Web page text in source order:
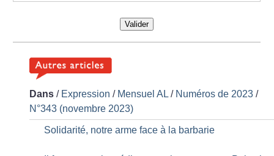
Valider
Dans / Expression / Mensuel AL / Numéros de 2023 /
N°343 (novembre 2023)
Solidarité, notre arme face à la barbarie